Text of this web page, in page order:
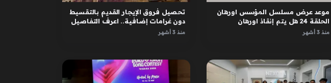
موعد عرض مسلسل المؤسس اورهان
الحلقة 24 هل يتم إنقاذ اورهان
واسبورجا
منذ 3 أشهر
تحصيل فروق الإيجار القديم بالتقسيط
دون غرامات إضافية.. اعرف التفاصيل
منذ 3 أشهر